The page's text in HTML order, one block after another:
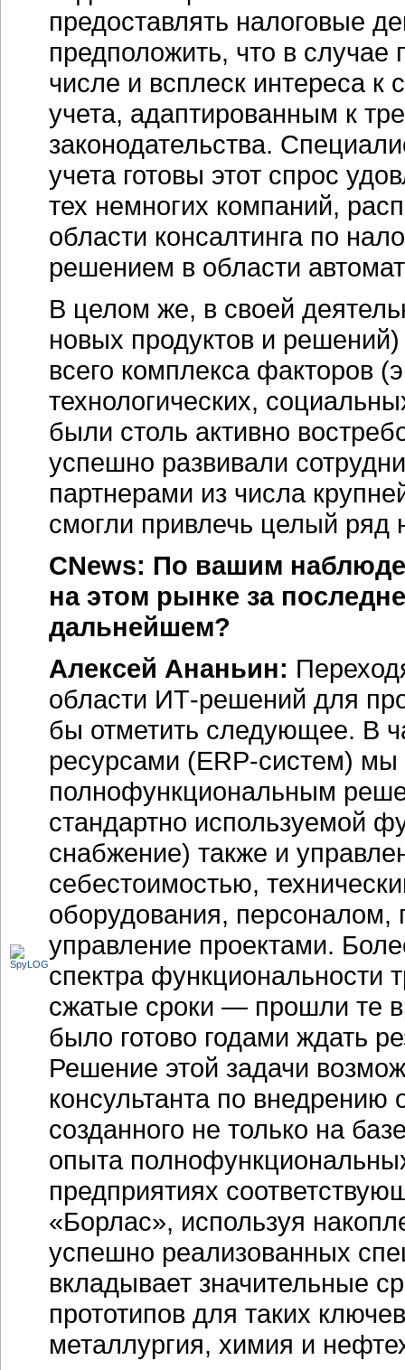
предоставлять налоговые
предположить, что в случае
числе и всплеск интереса к
учета, адаптированным к
законодательства.
учета готовы этот спрос
тех немногих компаний,
области консалтинга по
решением в области
В целом же, в своей
новых продуктов и
всего комплекса факторов
технологических,
были столь активно
успешно развивали
партнерами из числа
смогли привлечь целый ряд
CNews: По вашим
на этом рынке за
дальнейшем?
Алексей Ананьин:
области ИТ-решений для
бы отметить следующее. В
ресурсами (ERP-систем) мы
полнофункциональным
стандартно используемой
снабжение) также и
себестоимостью,
оборудования,
управление проектами.
спектра функциональности
сжатые сроки — прошли те
было готово годами ждать
Решение этой задачи
консультанта по внедрению
созданного не только на
опыта
предприятиях
«Борлас», используя
успешно реализованных
вкладывает значительные
прототипов для таких
металлургия, химия и